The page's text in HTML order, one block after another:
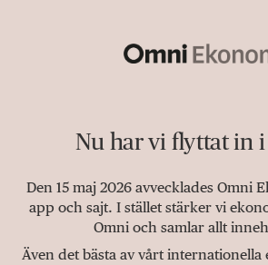
Nu har vi flyttat in
Den 15 maj 2026 avvecklades Omni
app och sajt. I stället stärker vi
Omni och samlar allt
Även det bästa av vårt internationella